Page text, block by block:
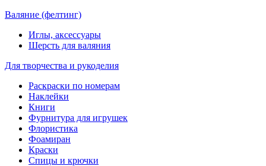
Валяние (фелтинг)
Иглы, аксессуары
Шерсть для валяния
Для творчества и рукоделия
Раскраски по номерам
Наклейки
Книги
Фурнитура для игрушек
Флористика
Фоамиран
Краски
Спицы и крючки